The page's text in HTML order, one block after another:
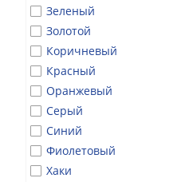
Зеленый
Золотой
Коричневый
Красный
Оранжевый
Серый
Синий
Фиолетовый
Хаки